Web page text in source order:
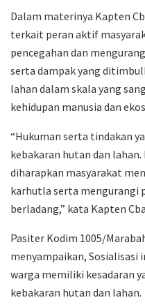
Dalam materinya Kapten
terkait peran aktif
pencegahan dan
serta dampak yang
lahan dalam skala yang
kehidupan manusia dan
“Hukuman serta tindakan
kebakaran hutan dan
diharapkan masyarakat
karhutla serta mengurangi
berladang,” kata Kapten
Pasiter Kodim 1005/
menyampaikan,
warga memiliki kesadaran
kebakaran hutan dan lahan.